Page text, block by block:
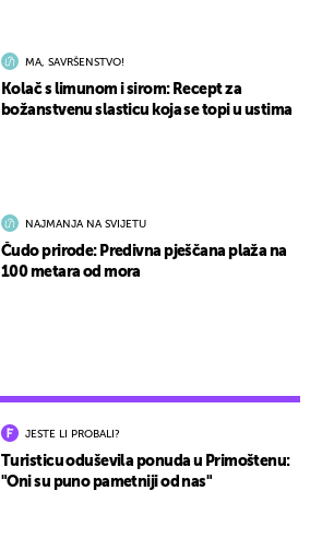
JESTE LI PROBALI?
Turisticu oduševila ponuda u Primoštenu:
"Oni su puno pametniji od nas"
MA, SAVRŠENSTVO!
Kolač s limunom i sirom: Recept za
božanstvenu slasticu koja se topi u ustima
NAJMANJA NA SVIJETU
Čudo prirode: Predivna pješčana plaža na
100 metara od mora